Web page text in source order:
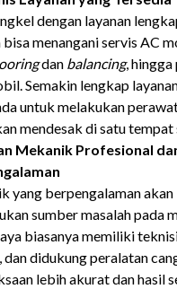
dengan layanan
menangani servis AC
dan balancing,
Semakin lengkap
untuk melakukan
mendesak di satu tempat
Mekanik Profesional
yang berpengalaman
sumber masalah pada
biasanya memiliki
didukung peralatan
lebih akurat dan hasil